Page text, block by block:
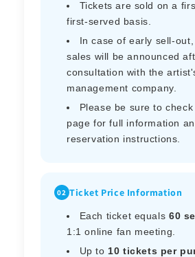
Tickets are sold on a
first-served basis.
In case of early sell-
sales will be announced
consultation with the
management company.
Please be sure to
page for full information
reservation instructions.
02 Ticket Price Information
Each ticket equals 60
1:1 online fan meeting.
Up to10 tickets per